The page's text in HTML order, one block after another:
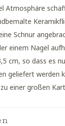
Atmosphäre
Schnur
einem Nagel
cm, so dass es
geliefert werden
einer großen